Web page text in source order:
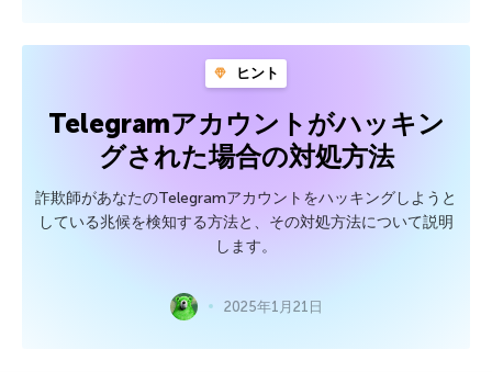
ヒント
Telegramアカウントがハッキン
グされた場合の対処方法
詐欺師があなたのTelegramアカウントをハッキングしようと
している兆候を検知する方法と、その対処方法について説明
します。
2025年1月21日